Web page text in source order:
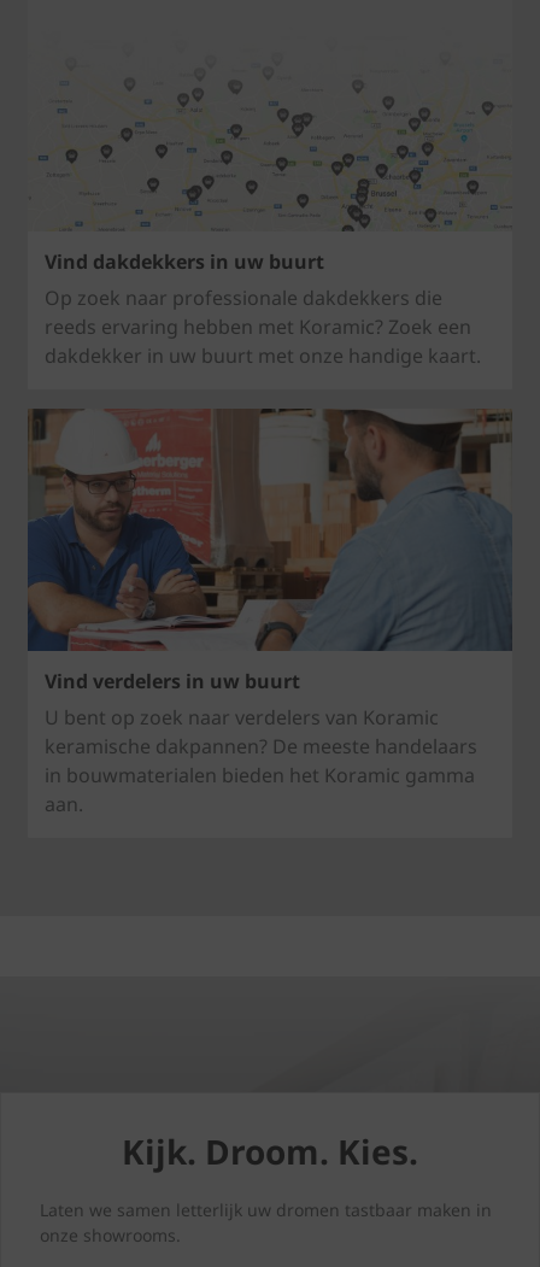
Vind dakdekkers in uw buurt
Op zoek naar professionale dakdekkers die
reeds ervaring hebben met Koramic? Zoek een
dakdekker in uw buurt met onze handige kaart.
Vind verdelers in uw buurt
U bent op zoek naar verdelers van Koramic
keramische dakpannen? De meeste handelaars
in bouwmaterialen bieden het Koramic gamma
aan.
Kijk. Droom. Kies.
Laten we samen letterlijk uw dromen tastbaar maken in
onze showrooms.